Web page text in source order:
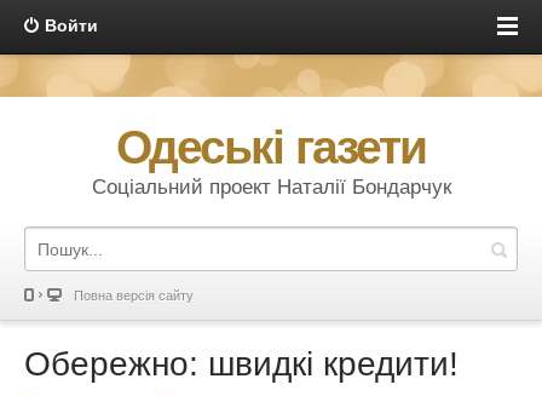
Войти
Одеські газети
Соціальний проект Наталії Бондарчук
Повна версія сайту
Обережно: швидкі кредити!